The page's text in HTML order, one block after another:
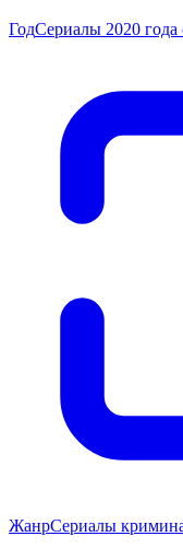
ГодСериалы 2020 года
ЖанрСериалы